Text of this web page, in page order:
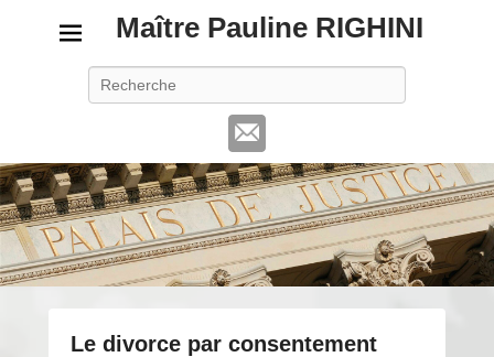
Maître Pauline RIGHINI
Le divorce par consentement